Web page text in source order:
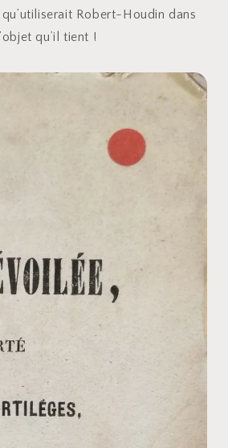
Robert-Houdin dans
qu’il tient !